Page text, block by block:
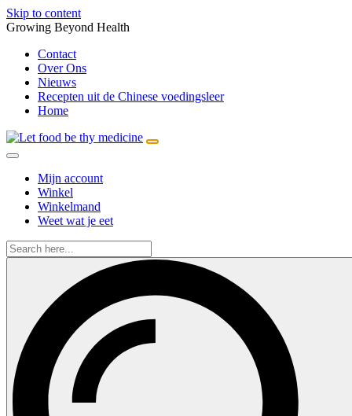
Skip to content
Growing Beyond Health
Contact
Over Ons
Nieuws
Recepten uit de Chinese voedingsleer
Home
Mijn account
Winkel
Winkelmand
Weet wat je eet